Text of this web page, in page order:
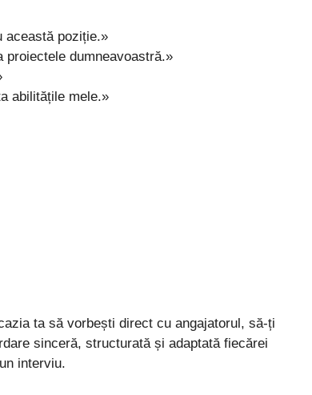
această poziție.»
dumneavoastră.»
abilitățile mele.»
ta să vorbești direct cu angajatorul, să-ți
sinceră, structurată și adaptată fiecărei
interviu.